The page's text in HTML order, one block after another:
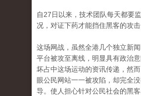
自27日以来，技术团队每天都要
况，对证下药才能挡住黑客的攻击
这场网战，虽然全港几个独立新
平台被攻至离线，明显具有政治
坏占中这场运动的资讯传递，然
眼公民网站一一被攻陷，却完全
导。 使人担心针对公民社会的黑